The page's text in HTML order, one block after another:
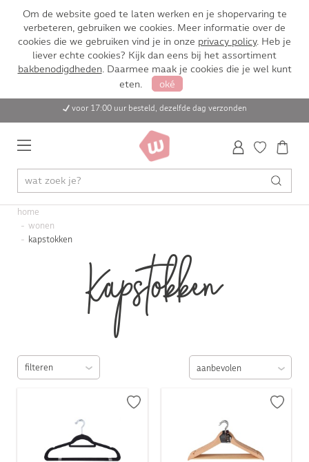
Om de website goed te laten werken en je shopervaring te
verbeteren, gebruiken we cookies. Meer informatie over de
cookies die we gebruiken vind je in onze privacy policy. Heb je
liever echte cookies? Kijk dan eens bij het assortiment
bakbenodigdheden. Daarmee maak je cookies die je wel kunt
eten.
oké
voor 17:00 uur besteld, dezelfde dag verzonden
home
wonen
kapstokken
Kapstokken
filteren